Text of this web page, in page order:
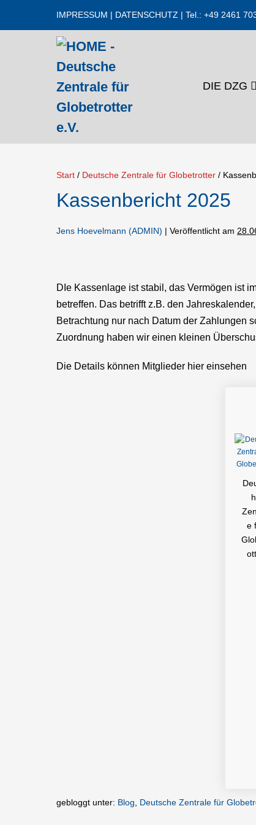
IMPRESSUM | DATENSCHUTZ | Tel.: +49 2461
DIE DZG
Start / Deutsche Zentrale für Globetrotter /
Kassenbericht 2025
Jens Hoevelmann (ADMIN) | Veröffentlicht am
DIe Kassenlage ist stabil, das Vermögen ist
betreffen. Das betrifft z.B. den
Betrachtung nur nach Datum der Zahlungen
Zuordnung haben wir einen kleinen
Die Details können Mitglieder hier einsehen
e
gebloggt unter: Blog Deutsche Zentrale für